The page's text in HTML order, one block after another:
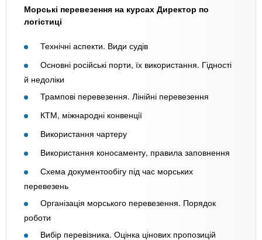
Морські перевезення на курсах Директор по
логістиці
Технічні аспекти. Види судів
Основні російські порти, їх використання. Гідності
й недоліки
Трампові перевезення. Лінійні перевезення
КТМ, міжнародні конвенції
Використання чартеру
Використання коносаменту, правила заповнення
Схема документообігу під час морських
перевезень
Організація морського перевезення. Порядок
роботи
Вибір перевізника. Оцінка цінових пропозицій